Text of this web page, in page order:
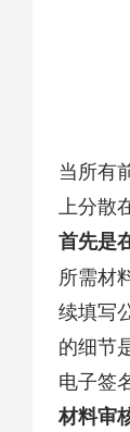
当所有
上分散
首先是
所需材
续填写
的细节
电子签
材料审